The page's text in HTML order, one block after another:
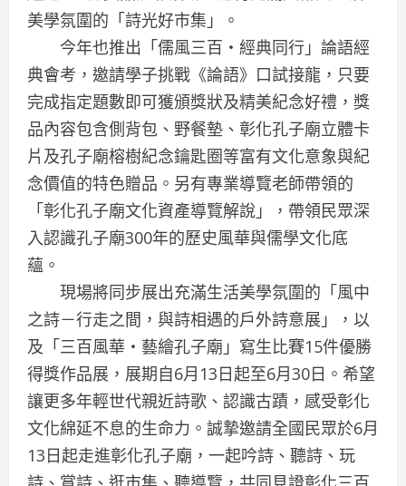
美學氛圍的「詩光好市集」。
今年也推出「儒風三百・經典同行」論語經
典會考，邀請學子挑戰《論語》口試接龍，只要
完成指定題數即可獲頒獎狀及精美紀念好禮，獎
品內容包含側背包、野餐墊、彰化孔子廟立體卡
片及孔子廟榕樹紀念鑰匙圈等富有文化意象與紀
念價值的特色贈品。另有專業導覽老師帶領的
「彰化孔子廟文化資產導覽解說」，帶領民眾深
入認識孔子廟300年的歷史風華與儒學文化底
蘊。
現場將同步展出充滿生活美學氛圍的「風中
之詩－行走之間，與詩相遇的戶外詩意展」，以
及「三百風華・藝繪孔子廟」寫生比賽15件優勝
得獎作品展，展期自6月13日起至6月30日。希望
讓更多年輕世代親近詩歌、認識古蹟，感受彰化
文化綿延不息的生命力。誠摯邀請全國民眾於6月
13日起走進彰化孔子廟，一起吟詩、聽詩、玩